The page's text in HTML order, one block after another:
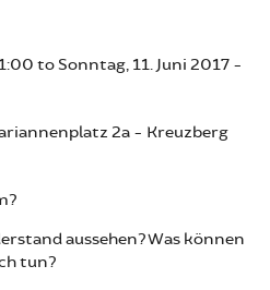
toSonntag, 11. Juni 2017 -
2a - Kreuzberg
aussehen? Was können
tun?